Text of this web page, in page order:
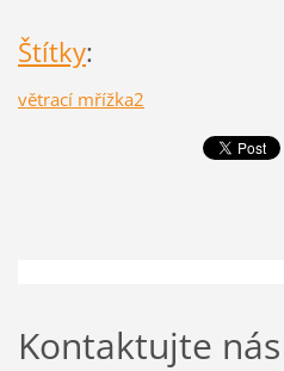
Štítky:
větrací mřížka2
Kontaktujte nás